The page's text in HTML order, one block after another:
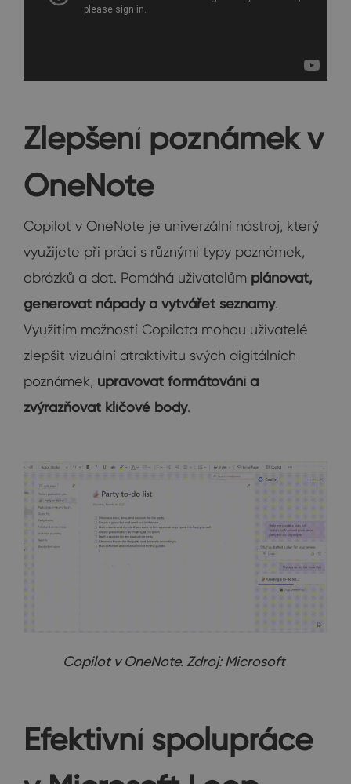
Zlepšení poznámek v
OneNote
Copilot v OneNote je univerzální nástroj, který
využijete při práci s různými typy poznámek,
obrázků a dat. Pomáhá uživatelům plánovat,
generovat nápady a vytvářet seznamy.
Využitím možností Copilota mohou uživatelé
zlepšit vizuální atraktivitu svých digitálních
poznámek, upravovat formátování a
zvýrazňovat klíčové body.
Copilot v OneNote. Zdroj: Microsoft
Efektivní spolupráce